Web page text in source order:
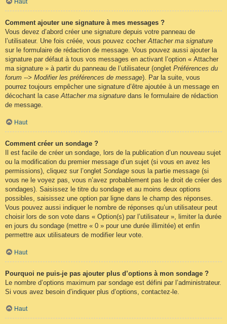
Haut
Comment ajouter une signature à mes messages ?
Vous devez d’abord créer une signature depuis votre panneau de
l’utilisateur. Une fois créée, vous pouvez cocherAttacher ma signature
sur le formulaire de rédaction de message. Vous pouvez aussi ajouter la
signature par défaut à tous vos messages en activant l’option « Attacher
ma signature » à partir du panneau de l’utilisateur (onglet Préférences du
forum --> Modifier les préférences de message). Par la suite, vous
pourrez toujours empêcher une signature d’être ajoutée à un message en
décochant la caseAttacher ma signature dans le formulaire de rédaction
de message.
Haut
Comment créer un sondage ?
Il est facile de créer un sondage, lors de la publication d’un nouveau sujet
ou la modification du premier message d’un sujet (si vous en avez les
permissions), cliquez sur l’onglet Sondage sous la partie message (si
vous ne le voyez pas, vous n’avez probablement pas le droit de créer des
sondages). Saisissez le titre du sondage et au moins deux options
possibles, saisissez une option par ligne dans le champ des réponses.
Vous pouvez aussi indiquer le nombre de réponses qu’un utilisateur peut
choisir lors de son vote dans « Option(s) par l’utilisateur », limiter la durée
en jours du sondage (mettre « 0 » pour une durée illimitée) et enfin
permettre aux utilisateurs de modifier leur vote.
Haut
Pourquoi ne puis-je pas ajouter plus d’options à mon sondage ?
Le nombre d’options maximum par sondage est défini par l’administrateur.
Si vous avez besoin d’indiquer plus d’options, contactez-le.
Haut